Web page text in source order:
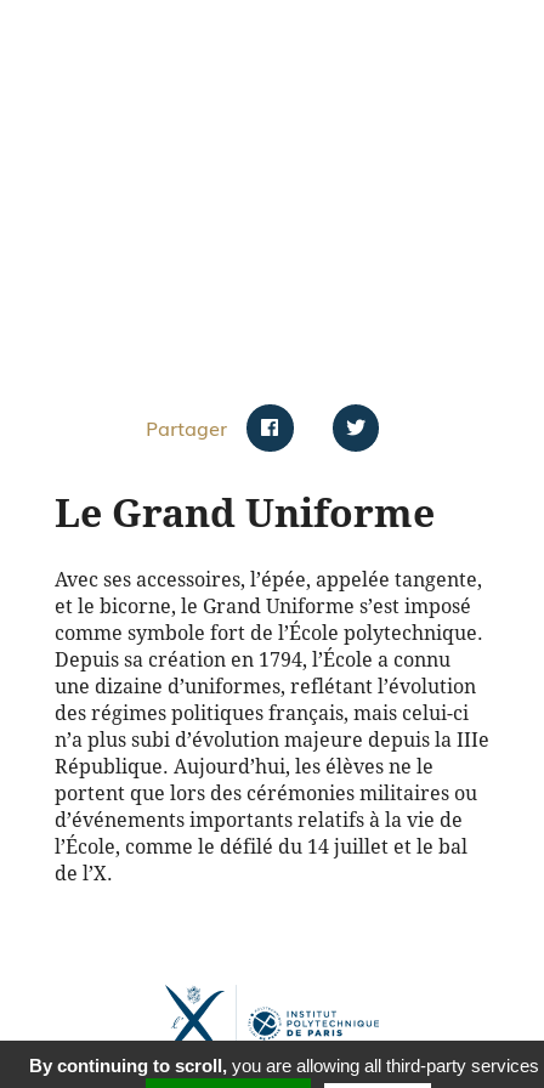
Partager
Le Grand Uniforme
Avec ses accessoires, l’épée, appelée tangente,
et le bicorne, le Grand Uniforme s’est imposé
comme symbole fort de l’École polytechnique.
Depuis sa création en 1794, l’École a connu
une dizaine d’uniformes, reflétant l’évolution
des régimes politiques français, mais celui-ci
n’a plus subi d’évolution majeure depuis la IIIe
République. Aujourd’hui, les élèves ne le
portent que lors des cérémonies militaires ou
d’événements importants relatifs à la vie de
l’École, comme le défilé du 14 juillet et le bal
de l’X.
By continuing to scroll, you are allowing all third-party services